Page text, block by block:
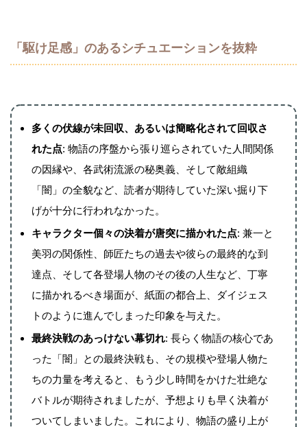
「駆け足感」のあるシチュエーションを抜粋
多くの伏線が未回収、あるいは簡略化されて回収さ
れた点: 物語の序盤から張り巡らされていた人間関係
の因縁や、各武術流派の秘奥義、そして敵組織
「闇」の全貌など、読者が期待していた深い掘り下
げが十分に行われなかった。
キャラクター個々の決着が唐突に描かれた点: 兼一と
美羽の関係性、師匠たちの過去や彼らの最終的な到
達点、そして各登場人物のその後の人生など、丁寧
に描かれるべき場面が、紙面の都合上、ダイジェス
トのように進んでしまった印象を与えた。
最終決戦のあっけない幕切れ: 長らく物語の核心であ
った「闇」との最終決戦も、その規模や登場人物た
ちの力量を考えると、もう少し時間をかけた壮絶な
バトルが期待されましたが、予想よりも早く決着が
ついてしまいました。これにより、物語の盛り上が